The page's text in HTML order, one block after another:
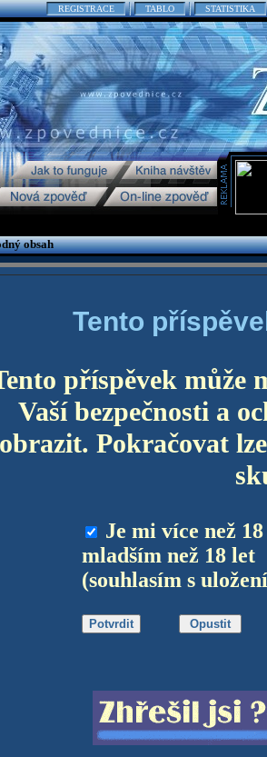
REGISTRACE TABLO STATISTIKA
obsah
Tento
příspěvek může
Vaší bezpečnosti a
Pokračovat
Je mi více než
mladším než 18 let
(souhlasím s